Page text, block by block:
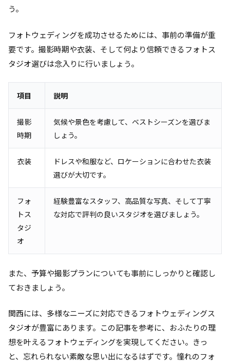
う。
フォトウェディングを成功させるためには、事前の準備が重
要です。撮影時期や衣装、そして何より信頼できるフォトス
タジオ選びは念入りに行いましょう。
項目 説明
撮影
時期
気候や景色を考慮して、ベストシーズンを選びま
しょう。
衣装
ドレスや和服など、ロケーションに合わせた衣装
選びが大切です。
フォ
トス
タジ
オ
経験豊富なスタッフ、高品質な写真、そして丁寧
な対応で評判の良いスタジオを選びましょう。
また、予算や撮影プランについても事前にしっかりと確認し
ておきましょう。
関西には、多様なニーズに対応できるフォトウェディングス
タジオが豊富にあります。この記事を参考に、おふたりの理
想を叶えるフォトウェディングを実現してください。きっ
と、忘れられない素敵な思い出になるはずです。憧れのフォ